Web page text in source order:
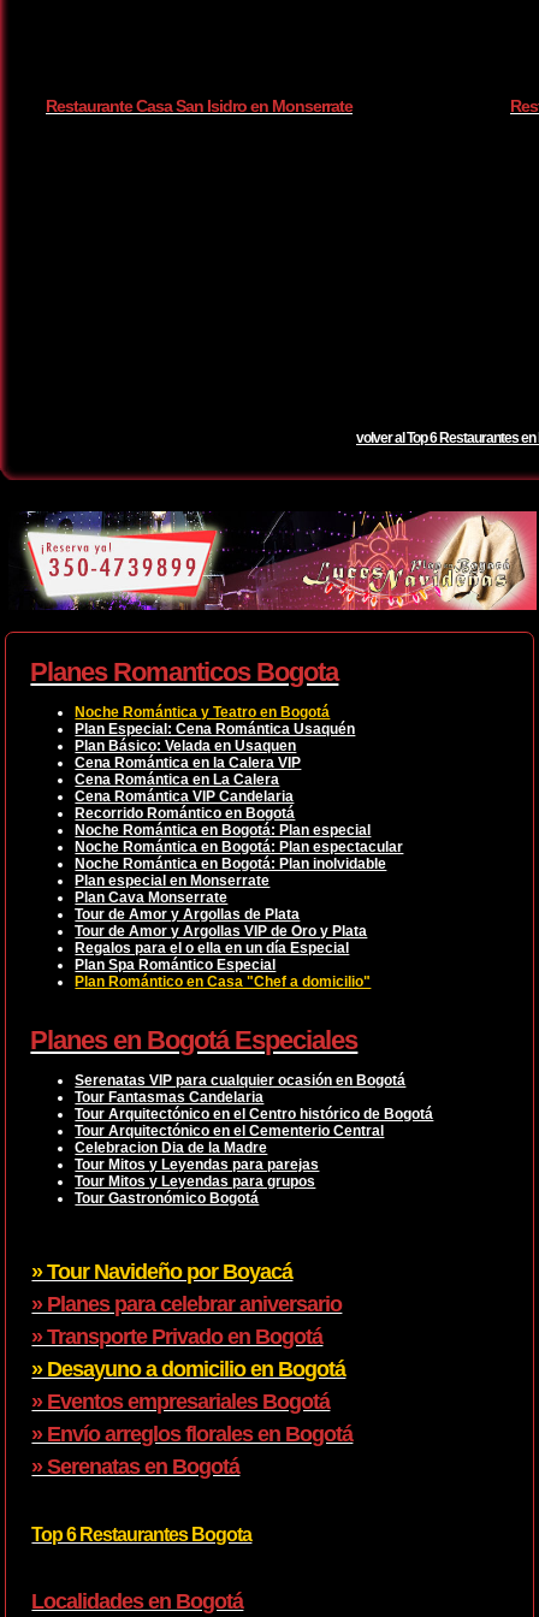
Restaurante Casa San Isidro en Monserrate
volver al Top 6 Restaurantes
Planes Romanticos Bogota
Noche Romántica y Teatro en Bogotá
Plan Especial: Cena Romántica Usaquén
Plan Básico: Velada en Usaquen
Cena Romántica en la Calera VIP
Cena Romántica en La Calera
Cena Romántica VIP Candelaria
Recorrido Romántico en Bogotá
Noche Romántica en Bogotá: Plan especial
Noche Romántica en Bogotá: Plan espectacular
Noche Romántica en Bogotá: Plan inolvidable
Plan especial en Monserrate
Plan Cava Monserrate
Tour de Amor y Argollas de Plata
Tour de Amor y Argollas VIP de Oro y Plata
Regalos para el o ella en un día Especial
Plan Spa Romántico Especial
Plan Romántico en Casa "Chef a domicilio"
Planes en Bogotá Especiales
Serenatas VIP para cualquier ocasión en Bogotá
Tour Fantasmas Candelaria
Tour Arquitectónico en el Centro histórico de Bogotá
Tour Arquitectónico en el Cementerio Central
Celebracion Dia de la Madre
Tour Mitos y Leyendas para parejas
Tour Mitos y Leyendas para grupos
Tour Gastronómico Bogotá
» Tour Navideño por Boyacá
» Planes para celebrar aniversario
» Transporte Privado en Bogotá
» Desayuno a domicilio en Bogotá
» Eventos empresariales Bogotá
» Envío arreglos florales en Bogotá
» Serenatas en Bogotá
Top 6 Restaurantes Bogota
Localidades en Bogotá